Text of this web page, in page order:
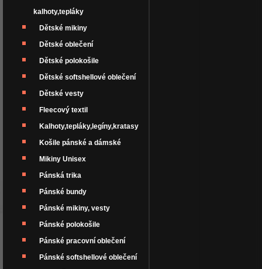
kalhoty,tepláky
Dětské mikiny
Dětské oblečení
Dětské polokošile
Dětské softshellové oblečení
Dětské vesty
Fleecový textil
Kalhoty,tepláky,legíny,kratasy
Košile pánské a dámské
Mikiny Unisex
Pánská trika
Pánské bundy
Pánské mikiny, vesty
Pánské polokošile
Pánské pracovní oblečení
Pánské softshellové oblečení